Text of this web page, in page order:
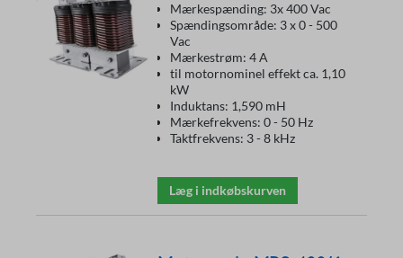
Mærkespænding: 3x 400 Vac
Spændingsområde: 3 x 0 - 500
Vac
Mærkestrøm: 4 A
til motornominel effekt ca. 1,10
kW
Induktans: 1,590 mH
Mærkefrekvens: 0 - 50 Hz
Taktfrekvens: 3 - 8 kHz
Læg i indkøbskurven